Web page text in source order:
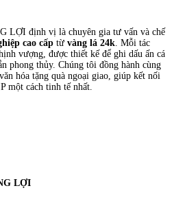
LỢI định vị là chuyên gia tư vấn và chế
cao cấp từ vàng lá 24k . Mỗi tác
vượng, được thiết kế để ghi dấu ấn cá
phong thủy. Chúng tôi đồng hành cùng
hóa tặng quà ngoại giao, giúp kết nối
một cách tinh tế nhất.
LỢI